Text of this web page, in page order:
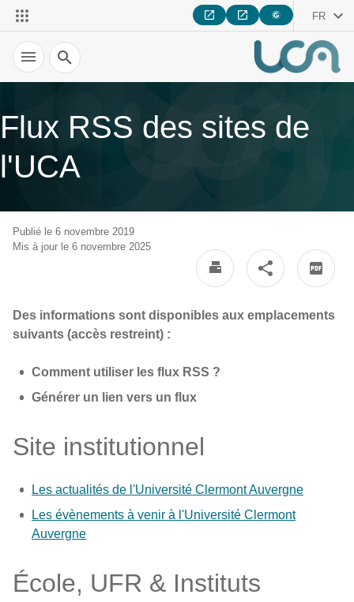
FR
Recherche
Flux RSS des sites de
l'UCA
Publié le 6 novembre 2019
Mis à jour le 6 novembre 2025
Des informations sont disponibles aux emplacements
suivants (accès restreint) :
Comment utiliser les flux RSS ?
Générer un lien vers un flux
Site institutionnel
Les actualités de l'Université Clermont Auvergne
Les évènements à venir à l'Université Clermont
Auvergne
École, UFR & Instituts